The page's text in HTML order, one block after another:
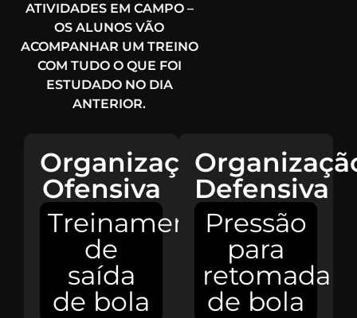
ATIVIDADES EM CAMPO –
OS ALUNOS VÃO
ACOMPANHAR UM TREINO
COM TUDO O QUE FOI
ESTUDADO NO DIA
ANTERIOR.
Organização
Ofensiva
Treinamento
de
saída
de bola
Defensiva
Pressão
para
retomada
de bola